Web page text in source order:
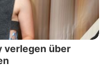
verlegen über